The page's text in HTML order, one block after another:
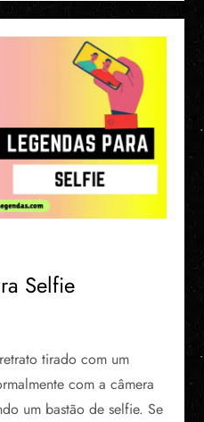
Selfie
tirado com um
com a câmera
um bastão de selfie. Se